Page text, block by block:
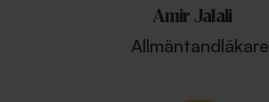
Amir Jalali
Allmäntandläkare